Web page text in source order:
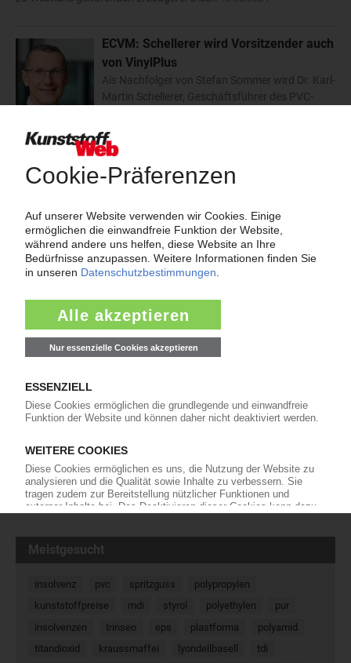
ECVM: Schellerer wird Vorsitzender auch
von VinylPlus
Als Nachfolger von Stefan Sommer wird Dr. Karl-
Martin Schellerer, Geschäftsführer des PVC-
der beiden europäischen PVC-Branchenverbände VinylPlus und
European Council of Vinyl…
erneuerbarem Ethylen
In Ergänzung zu „GreenVin“-PVC mit einer CO 2 -
Einsparung von rund 25 Prozent hat Vinnolit
einen weiteren PVC-Typen mit geringerem CO 2 -
Fußabdruck auf den Markt gebracht: Nach Angaben des zu
PVC: Ende der Force Majeure bei Vinnolit
verbessert die Versorgungslage
aus Knapsack und Köln noch vor dem
« Zurück Weiter »
Meistgesucht
insolvenz pvc spritzguss
polypropylen
kunststoffpreise
mdi styrol polyethylen
pur
insolvenzen
trinseo eps plastforma
polyamid
titandioxid
kraussmaffei lyondellbasell
tdi